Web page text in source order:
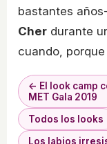
bastantes
Cher durante
cuando,
← El look camp
MET Gala 2019
Todos los looks
Los labios